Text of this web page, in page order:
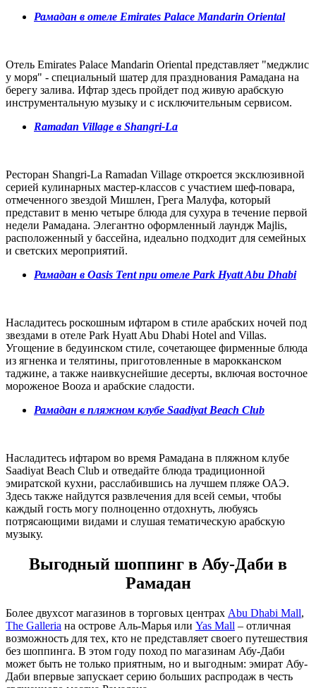
Рамадан в отеле Emirates Palace Mandarin Oriental
Отель Emirates Palace Mandarin Oriental представляет "меджлис
у моря" - специальный шатер для празднования Рамадана на
берегу залива. Ифтар здесь пройдет под живую арабскую
инструментальную музыку и с исключительным сервисом.
Ramadan Village в Shangri-La
Ресторан Shangri-La Ramadan Village откроется эксклюзивной
серией кулинарных мастер-классов с участием шеф-повара,
отмеченного звездой Мишлен, Грега Малуфа, который
представит в меню четыре блюда для сухура в течение первой
недели Рамадана. Элегантно оформленный лаундж Majlis,
расположенный у бассейна, идеально подходит для семейных
и светских мероприятий.
Рамадан в Oasis Tent при отеле Park Hyatt Abu Dhabi
Насладитесь роскошным ифтаром в стиле арабских ночей под
звездами в отеле Park Hyatt Abu Dhabi Hotel and Villas.
Угощение в бедуинском стиле, сочетающее фирменные блюда
из ягненка и телятины, приготовленные в марокканском
таджине, а также наивкуснейшие десерты, включая восточное
мороженое Booza и арабские сладости.
Рамадан в пляжном клубе Saadiyat Beach Club
Насладитесь ифтаром во время Рамадана в пляжном клубе
Saadiyat Beach Club и отведайте блюда традиционной
эмиратской кухни, расслабившись на лучшем пляже ОАЭ.
Здесь также найдутся развлечения для всей семьи, чтобы
каждый гость могу полноценно отдохнуть, любуясь
потрясающими видами и слушая тематическую арабскую
музыку.
Выгодный шоппинг в Абу-Даби в
Рамадан
Более двухсот магазинов в торговых центрах Abu Dhabi Mall,
The Galleria на острове Аль-Марья или Yas Mall – отличная
возможность для тех, кто не представляет своего путешествия
без шоппинга. В этом году поход по магазинам Абу-Даби
может быть не только приятным, но и выгодным: эмират Абу-
Даби впервые запускает серию больших распродаж в честь